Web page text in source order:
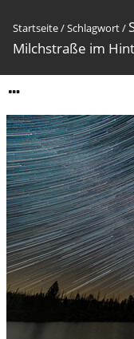
Startseite/Schlagwort/
Milchstraße im